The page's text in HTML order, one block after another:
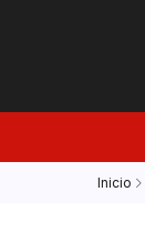
Inicio